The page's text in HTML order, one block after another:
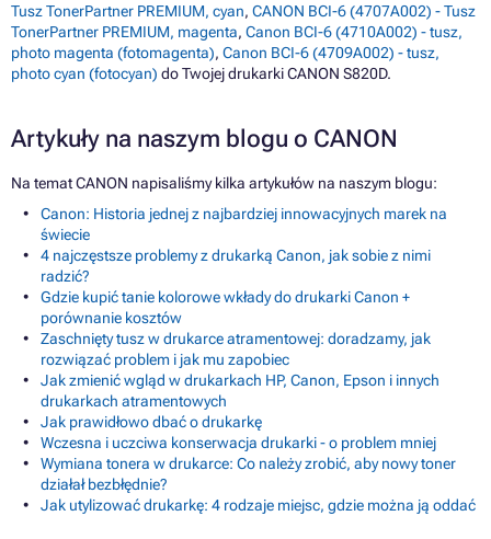
Tusz TonerPartner PREMIUM, cyan, CANON BCI-6 (4707A002) - Tusz
TonerPartner PREMIUM, magenta, Canon BCI-6 (4710A002) - tusz,
photo magenta (fotomagenta), Canon BCI-6 (4709A002) - tusz,
photo cyan (fotocyan) do Twojej drukarki CANON S820D.
Artykuły na naszym blogu o CANON
Na temat CANON napisaliśmy kilka artykułów na naszym blogu:
Canon: Historia jednej z najbardziej innowacyjnych marek na
świecie
4 najczęstsze problemy z drukarką Canon, jak sobie z nimi
radzić?
Gdzie kupić tanie kolorowe wkłady do drukarki Canon +
porównanie kosztów
Zaschnięty tusz w drukarce atramentowej: doradzamy, jak
rozwiązać problem i jak mu zapobiec
Jak zmienić wgląd w drukarkach HP, Canon, Epson i innych
drukarkach atramentowych
Jak prawidłowo dbać o drukarkę
Wczesna i uczciwa konserwacja drukarki - o problem mniej
Wymiana tonera w drukarce: Co należy zrobić, aby nowy toner
działał bezbłędnie?
Jak utylizować drukarkę: 4 rodzaje miejsc, gdzie można ją oddać